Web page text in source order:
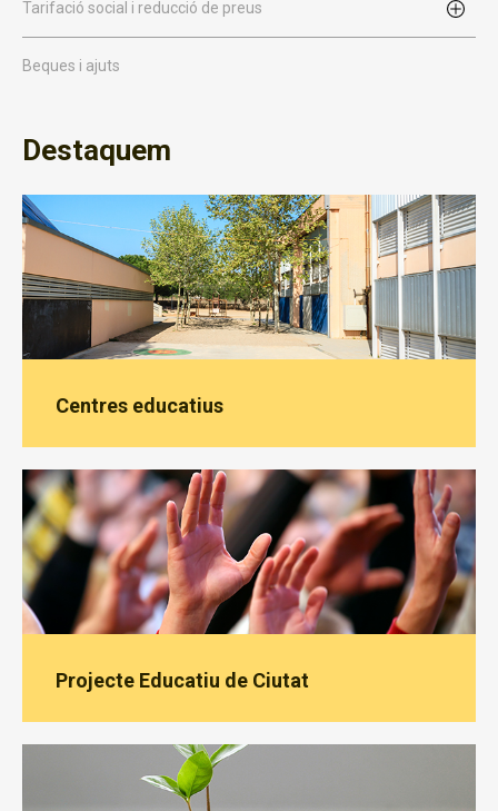
Tarifació social i reducció de preus
Beques i ajuts
Destaquem
Centres educatius
Projecte Educatiu de Ciutat